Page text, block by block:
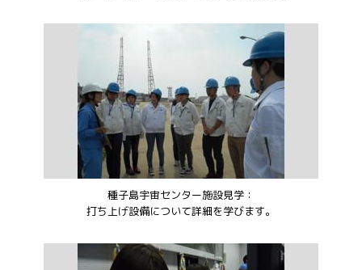
種子島宇宙センター施設見学：
打ち上げ設備について詳細を学びます。